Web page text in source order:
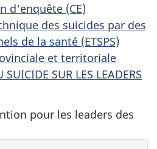
d'enquête (CE)
des suicides par des
de la santé (ETSPS)
et territoriale
SUICIDE SUR LES LEADERS